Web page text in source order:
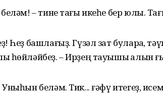
беләм! – тине тағы икеһе бер юлы.
Һеҙ башлағыҙ. Гүзәл зат булараҡ,
һөйләйбеҙ. – Ирҙең тауышыҡалын
Уныһын беләм. Тик... ғәфү итегеҙ,